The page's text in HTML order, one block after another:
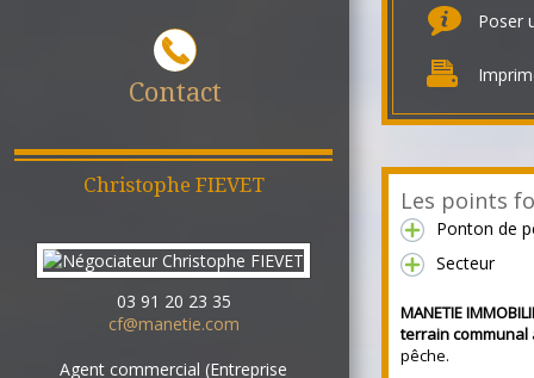
Contact
Christophe FIEVET
03 91 20 23 35
cf@manetie.com
Agent commercial (Entreprise
Poser
Les points
Ponton de
Secteur
MANETIE
terrain communal
pêche.